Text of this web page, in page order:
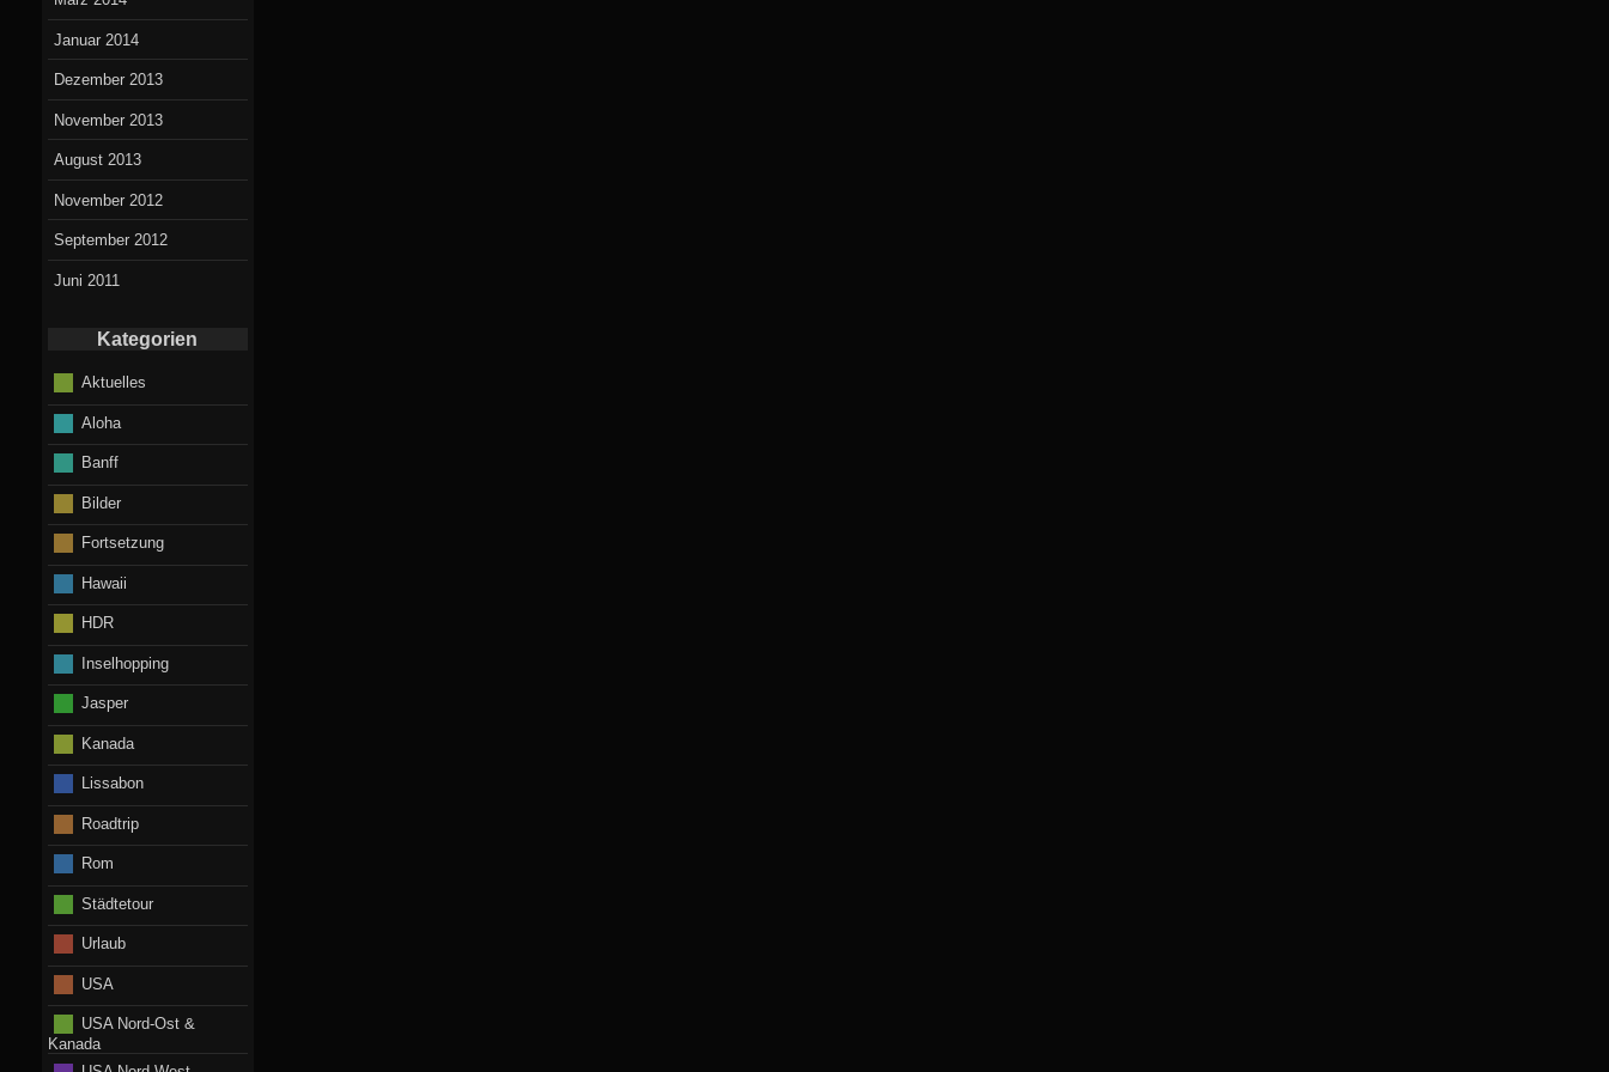
Januar 2014
Dezember 2013
November 2013
August 2013
November 2012
September 2012
Juni 2011
Kategorien
Aktuelles
Aloha
Banff
Bilder
Fortsetzung
Hawaii
HDR
Inselhopping
Jasper
Kanada
Lissabon
Roadtrip
Rom
Städtetour
Urlaub
USA
USA Nord-Ost &
Kanada